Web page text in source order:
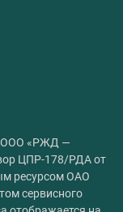
ООО «РЖД —
ЦПР-178/РДА от
ресурсом ОАО
сервисного